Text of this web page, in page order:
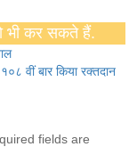
भी कर सकते हैं.
वीं बार किया रक्तदान
fields are